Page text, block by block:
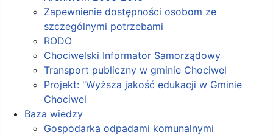
Zapewnienie dostępności osobom ze
szczególnymi potrzebami
RODO
Chociwelski Informator Samorządowy
Transport publiczny w gminie Chociwel
Projekt: "Wyższa jakość edukacji w Gminie
Chociwel
Baza wiedzy
Gospodarka odpadami komunalnymi